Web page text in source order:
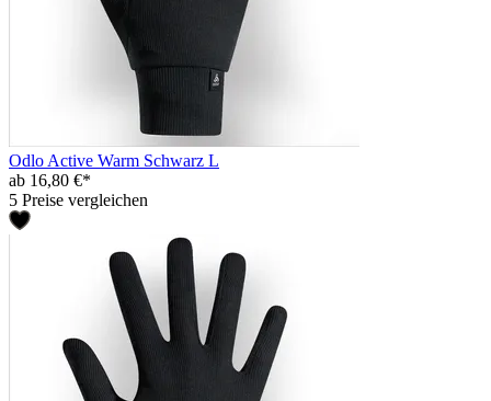
Odlo Active Warm Schwarz L
ab 16,80 €*
5 Preise vergleichen